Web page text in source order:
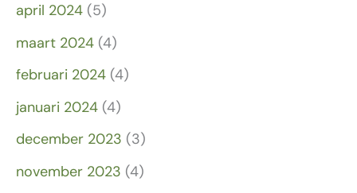
april 2024 (5)
maart 2024 (4)
februari 2024 (4)
januari 2024 (4)
december 2023 (3)
november 2023 (4)